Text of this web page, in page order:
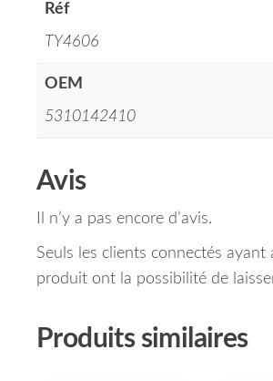
Réf
TY4606
OEM
5310142410
Avis
Il n’y a pas encore d’avis.
Seuls les clients connectés ayant
produit ont la possibilité de
Produits similaires